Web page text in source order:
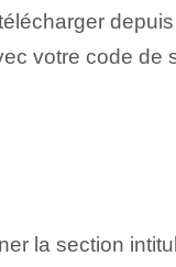
depuis
votre code
la section